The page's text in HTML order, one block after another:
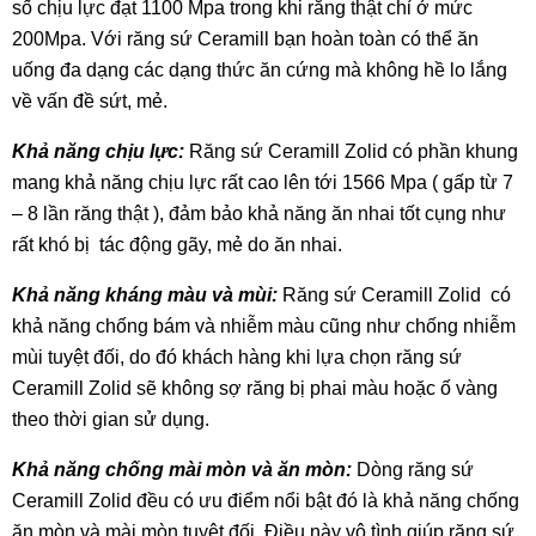
số chịu lực đạt 1100 Mpa trong khi răng thật chỉ ở mức
200Mpa. Với răng sứ Ceramill bạn hoàn toàn có thể ăn
uống đa dạng các dạng thức ăn cứng mà không hề lo lắng
về vấn đề sứt, mẻ.
Khả năng chịu lực: Răng sứ Ceramill Zolid có phần khung
mang khả năng chịu lực rất cao lên tới 1566 Mpa ( gấp từ 7
– 8 lần răng thật ), đảm bảo khả năng ăn nhai tốt cụng như
rất khó bị tác động gãy, mẻ do ăn nhai.
Khả năng kháng màu và mùi: Răng sứ Ceramill Zolid có
khả năng chống bám và nhiễm màu cũng như chống nhiễm
mùi tuyệt đối, do đó khách hàng khi lựa chọn răng sứ
Ceramill Zolid sẽ không sợ răng bị phai màu hoặc ố vàng
theo thời gian sử dụng.
Khả năng chống mài mòn và ăn mòn: Dòng răng sứ
Ceramill Zolid đều có ưu điểm nổi bật đó là khả năng chống
ăn mòn và mài mòn tuyệt đối. Điều này vô tình giúp răng sứ